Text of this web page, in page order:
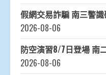
假網交易詐騙 南三警
2026-08-06
防空演習8/7日登場 南
2026-08-06